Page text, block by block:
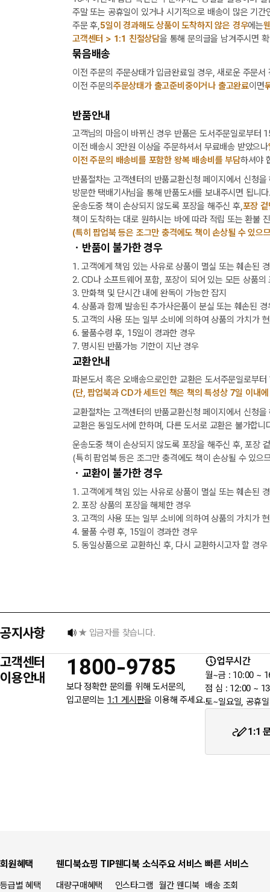
주말 또는 공휴일이 있거나 시기적으로 배송이 많은 기
주문 후,5일이 경과해도 상품이 도착하지 않은 경우에는
고객센터 > 1:1 친절상담을 통해 문의글을 남겨주시면
묶음배송
이전 주문의 주문상태가 입금완료일 경우, 새로운 주문
이전 주문의 주문상태가 출고준비중이거나 출고완료이면
반품안내
고객님의 마음이 바뀌신 경우 반품은 도서주문일로부터
이전 배송시 3만원 이상을 주문하셔서 무료배송 받았으나
이전 주문의 배송비를 포함한 왕복 배송비를 부담하셔야
반품절차는 고객센터의 반품교환신청 페이지에서 신청
방문한 택배기사님을 통해 반품도서를 보내주시면 됩니
운송도중 책이 손상되지 않도록 포장을 해주신 후,포장
책이 도착하는 대로 원하시는 바에 따라 적립 또는 환불
(특히 팝업북 등은 조그만 충격에도 책이 손상될 수 있으
ㆍ반품이 불가한 경우
1. 고객에게 책임 있는 사유로 상품이 멸실 또는 훼손된
2. CD나 소프트웨어 포함, 포장이 되어 있는 모든 상품의
3. 만화책 및 단시간 내에 완독이 가능한 잡지
4. 상품과 함께 발송된 추가사은품이 분실 또는 훼손된 경
5. 고객의 사용 또는 일부 소비에 의하여 상품의 가치가
6. 물품수령 후, 15일이 경과한 경우
7. 명시된 반품가능 기한이 지난 경우
교환안내
파본도서 혹은 오배송으로인한 교환은 도서주문일로부
(단, 팝업북과 CD가 세트인 책은 책의 특성상 7일 이내
교환절차는 고객센터의 반품교환신청 페이지에서 신청
교환은 동일도서에 한하며, 다른 도서로 교환은 불가합니
운송도중 책이 손상되지 않도록 포장을 해주신 후, 포장
(특히 팝업북 등은 조그만 충격에도 책이 손상될 수 있으
ㆍ교환이 불가한 경우
1. 고객에게 책임 있는 사유로 상품이 멸실 또는 훼손된
2. 포장 상품의 포장을 해체한 경우
3. 고객의 사용 또는 일부 소비에 의하여 상품의 가치가
4. 물품 수령 후, 15일이 경과한 경우
5. 동일상품으로 교환하신 후, 다시 교환하시고자 할 경
공지사항
택배 없는 날 배송 업무 안내
★ 입금자를 찾습니다.
6월 3일 지방선거일 휴무 안내
고객센터
이용안내
1800-9785
보다 정확한 문의를 위해 도서문의,
입고문의는 1:1 게시판을 이용해 주세요.
업무시간
월~금 : 10:00 ~
점 심 : 12:00 ~
토~일요일, 공휴
1:1
회원혜택
등급별 혜택
웬디북쇼핑 TIP
대량구매혜택
웬디북 소식
인스타그램
주요 서비스
월간 웬디북
빠른 서비스
배송 조회